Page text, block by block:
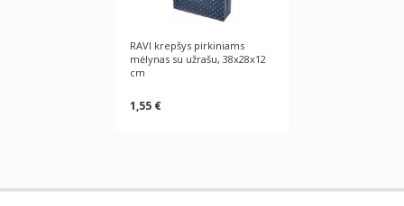
RAVI krepšys pirkiniams
mėlynas su užrašu, 38x28x12
cm
1,55 €